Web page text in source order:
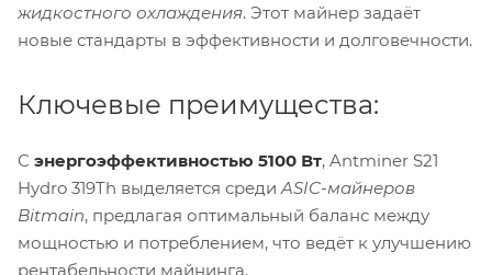
жидкостного охлаждения. Этот майнер задаёт
новые стандарты в эффективности и долговечности.
Ключевые преимущества:
С энергоэффективностью 5100 Вт, Antminer S21
Hydro 319Th выделяется средиASIC-майнеров
Bitmain, предлагая оптимальный баланс между
мощностью и потреблением, что ведёт к улучшению
рентабельности майнинга.